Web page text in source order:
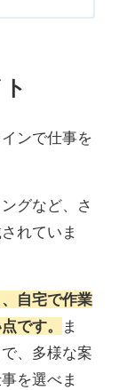
ンで仕事を
グなど、さ
れていま
自宅で作業
です。
ま
、多様な案
を選べま